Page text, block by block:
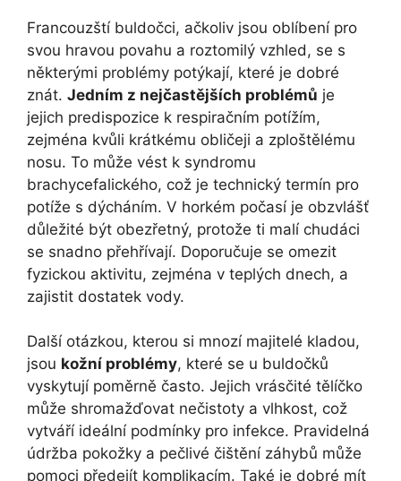
Francouzští buldočci, ačkoliv jsou oblíbení pro
svou hravou povahu a roztomilý vzhled, se‌ s
některými problémy potýkají, ⁣které je‍ dobré
znát. Jedním z nejčastějších problémů je
jejich predispozice k respiračním potížím,
zejména kvůli krátkému obličeji ⁤a zploštělému
nosu. To⁤ může ⁤vést k ‌syndromu
brachycefalického, což ‍je technický termín ‍pro
potíže s dýcháním. V horkém počasí je obzvlášť⁣
důležité být ‍obezřetný, protože ti malí chudáci
se snadno přehřívají. Doporučuje se‌ omezit
fyzickou aktivitu, zejména‌ v teplých dnech, a
zajistit dostatek vody.
Další otázkou,⁢ kterou si⁢ mnozí majitelé kladou,
jsou kožní⁣ problémy, které⁤ se u​ buldočků
vyskytují poměrně často. Jejich vrásčité tělíčko
může⁤ shromažďovat nečistoty a vlhkost, což
vytváří ideální podmínky⁣ pro infekce. Pravidelná
údržba pokožky a ⁢pečlivé‍ čištění záhybů může
pomoci předejít komplikacím. Také je dobré mít